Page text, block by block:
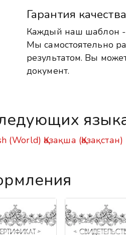
Гарантия качества
Каждый наш шаблон -
Мы самостоятельно
результатом. Вы
документ.
(World) Қазақша (Қазақстан)